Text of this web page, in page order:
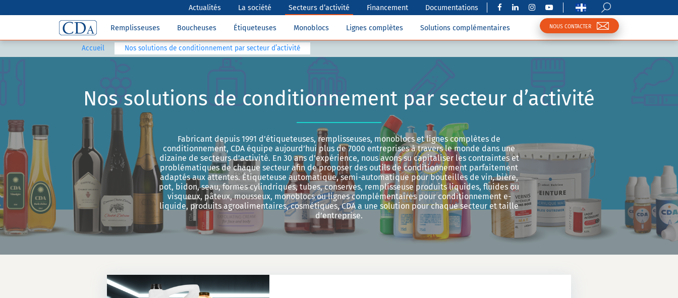
Actualités La société Secteurs d’activité Financement Documentations
Remplisseuses Boucheuses Étiqueteuses Monoblocs Lignes complètes Solutions complémentaires NOUS CONTACTER
Accueil Nos solutions de conditionnement par secteur d’activité
Nos solutions de conditionnement par secteur d’activité
Fabricant depuis 1991 d’étiqueteuses, remplisseuses, monoblocs et lignes complètes de
conditionnement, CDA équipe aujourd’hui plus de 7000 entreprises à travers le monde dans une
dizaine de secteurs d’activité. En 30 ans d’expérience, nous avons su capitaliser les contraintes et
problématiques de chaque secteur afin de proposer des outils de conditionnement parfaitement
adaptés aux attentes. Étiqueteuse automatique, semi-automatique pour bouteilles de vin, bière,
pot, bidon, seau, formes cylindriques, tubes, conserves, remplisseuse produits liquides, fluides ou
visqueux, pâteux, mousseux, monoblocs ou lignes complémentaires pour conditionnement e-
liquide, produits agroalimentaires, cosmétiques, CDA a une solution pour chaque secteur et taille
d’entreprise.